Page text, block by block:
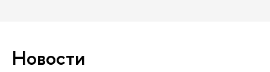
Новости